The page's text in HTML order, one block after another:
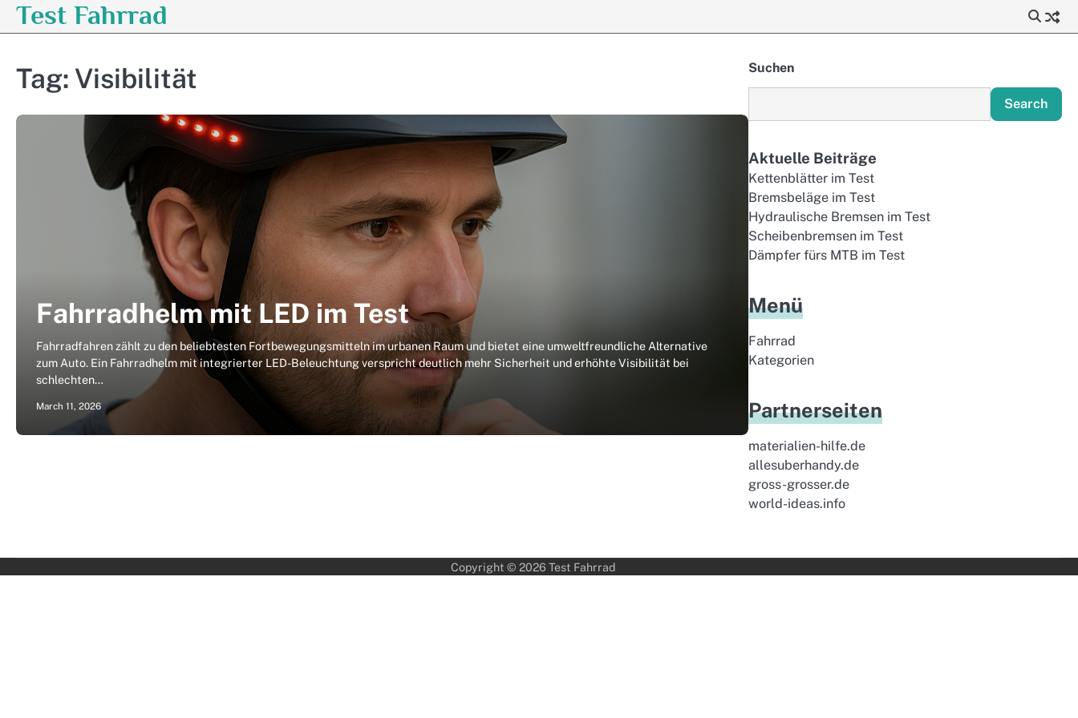
SkipTest Fahrrad
Tag: Visibilität
Fahrradhelm mit LED im Test
Fahrradfahren zählt zu den beliebtesten Fortbewegungsmitteln im urbanen Raum und bietet eine umweltfreundliche Alternative
zum Auto. Ein Fahrradhelm mit integrierter LED-Beleuchtung verspricht deutlich mehr Sicherheit und erhöhte Visibilität bei
schlechten…
March 11, 2026
Suchen
Search
Aktuelle Beiträge
Kettenblätter im Test
Bremsbeläge im Test
Hydraulische Bremsen im Test
Scheibenbremsen im Test
Dämpfer fürs MTB im Test
Menü
Fahrrad
Kategorien
Partnerseiten
materialien-hilfe.de
allesuberhandy.de
gross-grosser.de
world-ideas.info
Copyright © 2026 Test Fahrrad